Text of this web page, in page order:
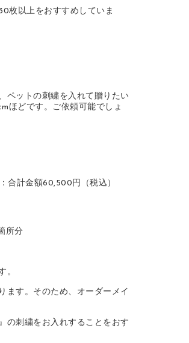
枚以上をおすすめしていま
ペットの刺繍を入れて贈りたい
ほどです。ご依頼可能でしょ
合計金額60,500円（税込）
所分
。
ます。そのため、オーダーメイ
の刺繍をお入れすることをおす